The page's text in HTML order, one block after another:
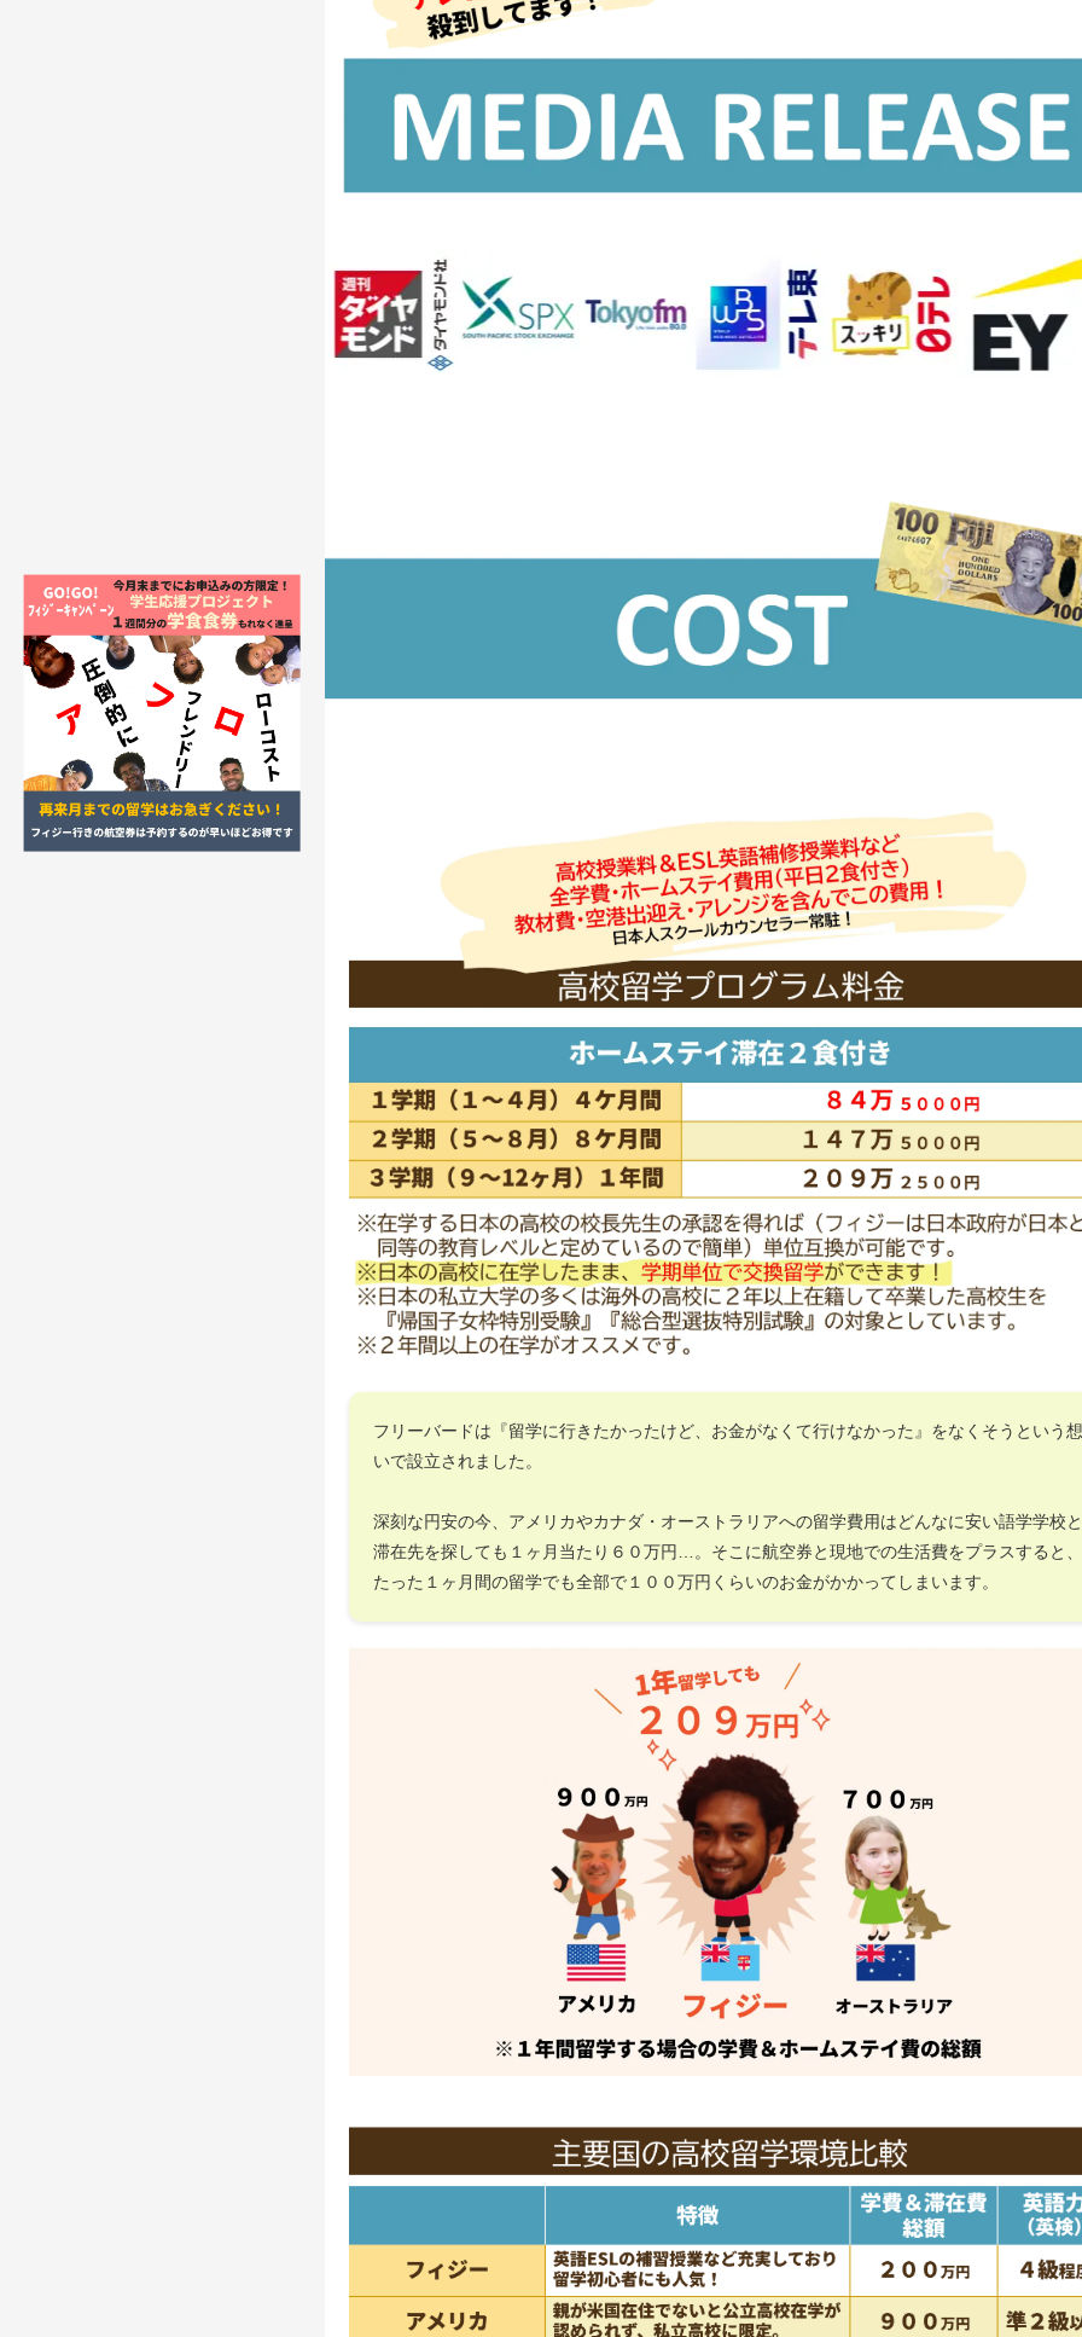
フリーバードは『留学に行きたかったけど、お金がなくて行けなかった』をなくそうという想
いで設立されました。
深刻な円安の今、アメリカやカナダ・オーストラリアへの留学費用はどんなに安い語学学校と
滞在先を探しても１ヶ月当たり６０万円…。そこに航空券と現地での生活費をプラスすると、
たった１ヶ月間の留学でも全部で１００万円くらいのお金がかかってしまいます。